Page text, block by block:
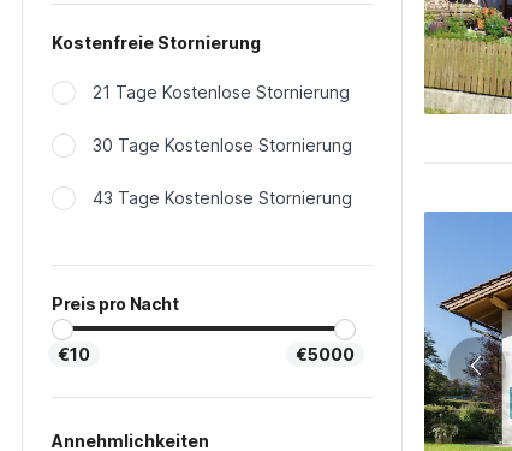
Kostenfreie Stornierung
21 Tage Kostenlose Stornierung
30 Tage Kostenlose Stornierung
43 Tage Kostenlose Stornierung
Preis pro Nacht
€10 €5000
Annehmlichkeiten